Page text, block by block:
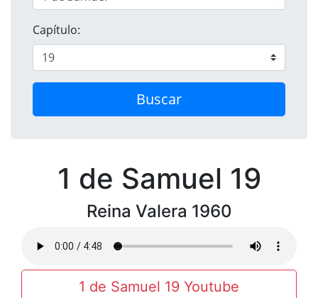
Capítulo:
Buscar
1 de Samuel 19
Reina Valera 1960
1 de Samuel 19 Youtube